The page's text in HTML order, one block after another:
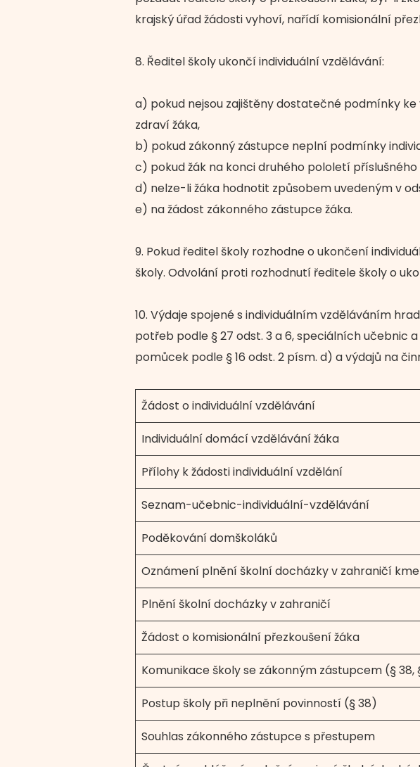
krajský úřad žádosti vyhoví, nařídí komisionální
8. Ředitel školy ukončí individuální vzdělávání:
a) pokud nejsou zajištěny dostatečné podmínky
zdraví žáka,
b) pokud zákonný zástupce neplní podmínky
c) pokud žák na konci druhého pololetí
d) nelze-li žáka hodnotit způsobem uvedeným v
e) na žádost zákonného zástupce žáka.
9. Pokud ředitel školy rozhodne o ukončení
školy. Odvolání proti rozhodnutí ředitele školy o
10. Výdaje spojené s individuálním vzděláváním
potřeb podle § 27 odst. 3 a 6, speciálních
pomůcek podle § 16 odst. 2 písm. d) a výdajů na
Žádost o individuální vzdělávání
Individuální domácí vzdělávání žáka
Přílohy k žádosti individuální vzdělání
Seznam-učebnic-individuální-vzdělávání
Poděkování domškoláků
Oznámení plnění školní docházky v zahraničí
Plnění školní docházky v zahraničí
Žádost o komisionální přezkoušení žáka
Komunikace školy se zákonným zástupcem (§ 38,
Postup školy při neplnění povinností (§ 38)
Souhlas zákonného zástupce s přestupem